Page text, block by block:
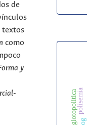
de
textos
como
y
polisemia
glotopolítica